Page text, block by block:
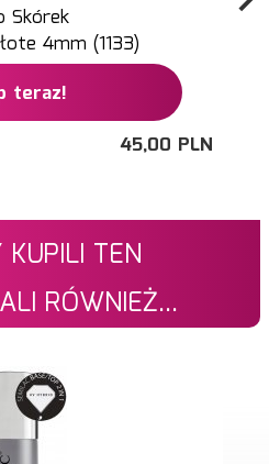
Skórek
4mm (1133)
teraz!
45,00 PLN
KUPILI TEN
RÓWNIEŻ...